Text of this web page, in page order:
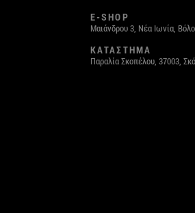
E-SHOP
Μαιάνδρου 3, Νέα Ιωνία,
ΚΑΤΑΣΤΗΜΑ
Παραλία Σκοπέλου, 37003,